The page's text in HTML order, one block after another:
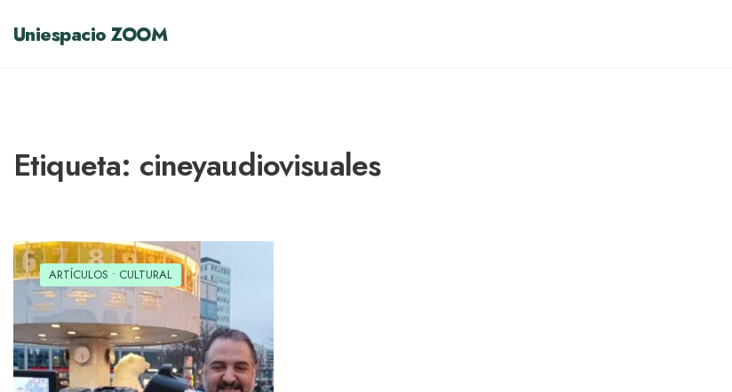
Uniespacio ZOOM
Etiqueta: cineyaudiovisuales
ARTÍCULOS • CULTURAL